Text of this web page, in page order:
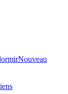
Nouveau